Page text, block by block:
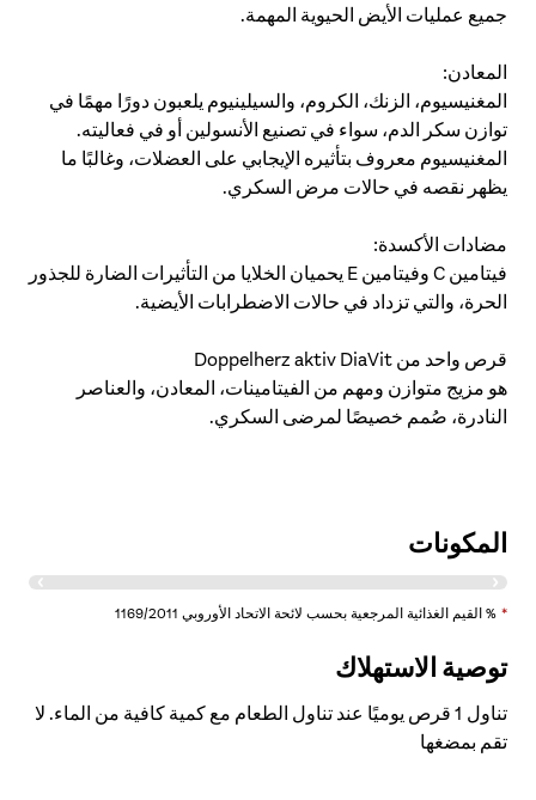
جميع عمليات الأيض الحيوية المهمة.
المعادن:
المغنيسيوم، الزنك، الكروم، والسيلينيوم يلعبون دورًا مهمًا في
توازن سكر الدم، سواء في تصنيع الأنسولين أو في فعاليته.
المغنيسيوم معروف بتأثيره الإيجابي على العضلات، وغالبًا ما
يظهر نقصه في حالات مرض السكري.
مضادات الأكسدة:
فيتامين C وفيتامين E يحميان الخلايا من التأثيرات الضارة للجذور
الحرة، والتي تزداد في حالات الاضطرابات الأيضية.
قرص واحد من Doppelherz aktiv DiaVit
هو مزيج متوازن ومهم من الفيتامينات، المعادن، والعناصر
النادرة، صُمم خصيصًا لمرضى السكري.
المكونات
المكونات
% النسبة المئوية
ماغنسيوم ٢٠٠ مجم
٥٣٪؜
فيتامين C
* % القيم الغذائية المرجعية بحسب لائحة الاتحاد الأوروبي 1169/2011
توصية الاستهلاك
ChatGPT said:تناول 1 قرص يوميًا عند تناول الطعام مع كمية كافية من الماء. لا
تقم بمضغها